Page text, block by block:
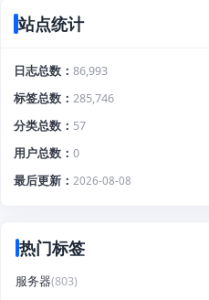
站点统计
日志总数 86,993
标签总数
285,746
分类总数
57
用户总数
0
最后更新
2026-08-08
热门标签
服务器(803)